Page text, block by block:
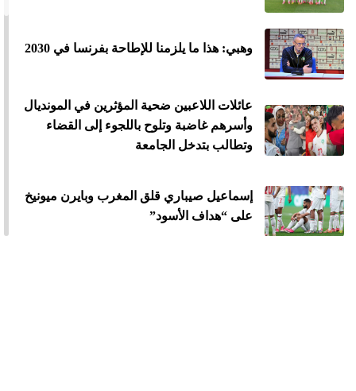
وهبي: هذا ما يلزمنا للإطاحة بفرنسا في 2030
عائلات اللاعبين ضحية المؤثرين في المونديال
وأسرهم غاضبة وتلوح باللجوء إلى القضاء
وتطالب بتدخل الجامعة
إسماعيل صيباري قلق المغرب وبايرن ميونيخ
على “هداف الأسود”